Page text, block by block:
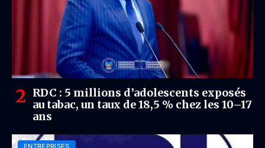
RDC : 5 millions d’adolescents exposés
au tabac, un taux de 18,5 % chez les 10–17
ans
ENTREPRISES